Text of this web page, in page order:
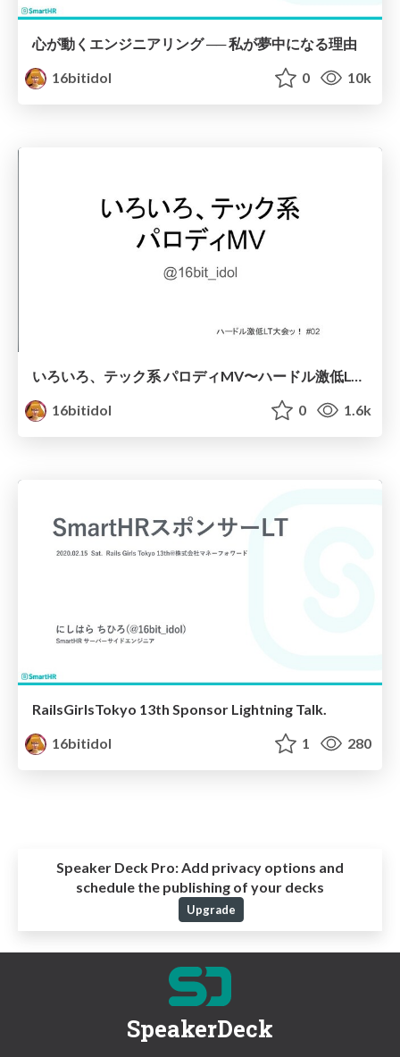
心が動くエンジニアリング ── 私が夢中になる理由
16bitidol
0 10k
いろいろ、テック系 パロディMV〜ハードル激低LT大会ッ！ #02〜
16bitidol
0 1.6k
RailsGirlsTokyo 13th Sponsor Lightning Talk.
16bitidol
1 280
Speaker Deck Pro:Add privacy options and
schedule the publishing of your decks
Upgrade
SpeakerDeck